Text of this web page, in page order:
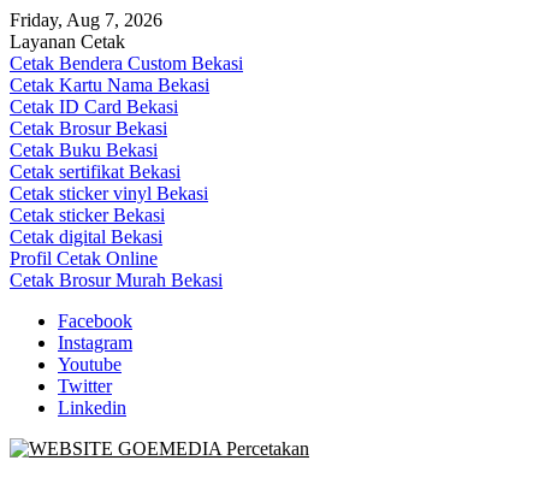
Skip
to
content
Friday, Aug 7, 2026
Layanan Cetak
Cetak Bendera Custom Bekasi
Cetak Kartu Nama Bekasi
Cetak ID Card Bekasi
Cetak Brosur Bekasi
Cetak Buku Bekasi
Cetak sertifikat Bekasi
Cetak sticker vinyl Bekasi
Cetak sticker Bekasi
Cetak digital Bekasi
Profil Cetak Online
Cetak Brosur Murah Bekasi
Facebook
Instagram
Youtube
Twitter
Linkedin